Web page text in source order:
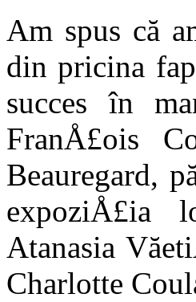
Am spus că
din pri­cina
succes în
FranÅ£ois
Beauregard,
expoziÅ£ia
Atanasia
Charlotte